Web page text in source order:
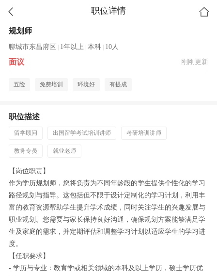
职位详情
规划师
聊城市东昌府区 1年以上 本科 10人
面议 刚刚更新
五险 免费培训 环境好 有提成
职位描述
留学顾问 出国留学考试培训讲师 考研培训讲师
教务专员 就业老师
【岗位职责】
作为学历规划师，您将负责为不同年龄段的学生提供个性化的学习
路径规划与指导。这包括但不限于设计定制化的学习计划，利用丰
富的教育资源帮助学生提升学术成绩，同时关注学生的兴趣发展与
职业规划。您需要与家长保持良好沟通，确保规划方案能够满足学
生及家庭的需求，并定期评估和调整学习计划以适应学生的学习进
度。
【任职要求】
- 学历与专业：教育学或相关领域的本科及以上学历，硕士学历优